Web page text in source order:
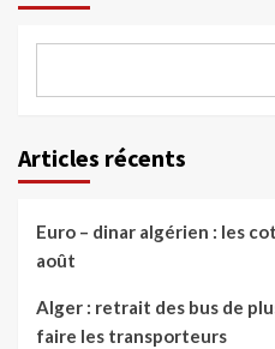
Articles récents
Euro – dinar algérien : les
août
Alger : retrait des bus de
faire les transporteurs